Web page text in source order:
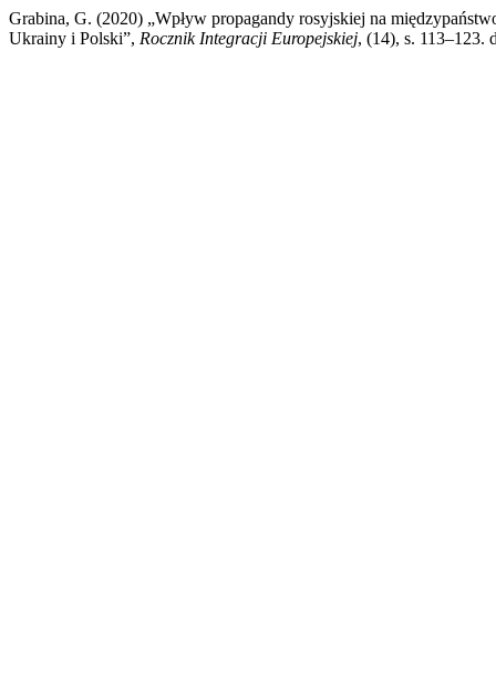
Grabina, G. (2020) „Wpływ propagandy rosyjskiej na
Ukrainy i Polski”, Rocznik Integracji Europejskiej, (14), s. 113–123.